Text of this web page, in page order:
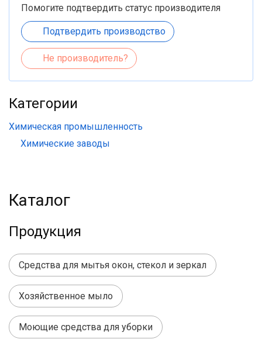
Помогите подтвердить статус производителя
Подтвердить производство
Не производитель?
Категории
Химическая промышленность
Химические заводы
Каталог
Продукция
Средства для мытья окон, стекол и зеркал
Хозяйственное мыло
Моющие средства для уборки